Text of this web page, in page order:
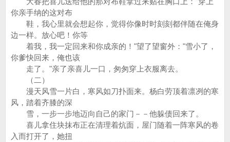
你亲手纳的这对布
鞋，我心里就会想起你，觉得你像时时刻刻都伴随在俺身
边一样。放心吧！你等
着我，我一定回来和你成亲的！"望了望窗外："雪小了，
你爹快回来，俺也该
走了。"亲了亲喜儿一口，匆匆穿上衣服离去。
（二）
漫天风雪一片白，寒风如刀扑面来。杨白劳顶着凛冽的寒
风，踏着齐膝的深
雪，一步一步地迈向自己的家门－－他躲债回来了。
喜儿拿住块抹布正在清理着炕面，屋门随着一阵寒风的卷
入而打开了，她扭